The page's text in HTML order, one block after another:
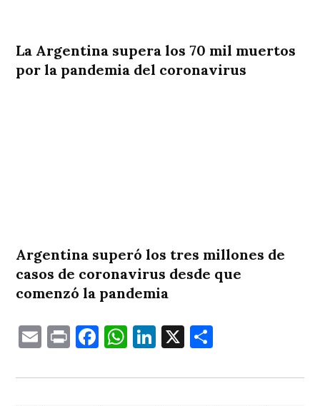
La Argentina supera los 70 mil muertos
por la pandemia del coronavirus
Argentina superó los tres millones de
casos de coronavirus desde que
comenzó la pandemia
EmailPrintFacebook
WhatsApp
LinkedIn
X